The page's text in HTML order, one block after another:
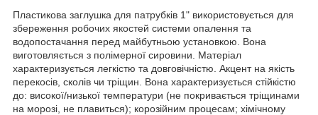
Пластикова заглушка для патрубків 1" використовується для
збереження робочих якостей системи опалення та
водопостачання перед майбутньою установкою. Вона
виготовляється з полімерної сировини. Матеріал
характеризується легкістю та довговічністю. Акцент на якість
перекосів, сколів чи тріщин. Вона характеризується стійкістю
до: високої/низької температури (не покривається тріщинами
на морозі, не плавиться); корозійним процесам; хімічному